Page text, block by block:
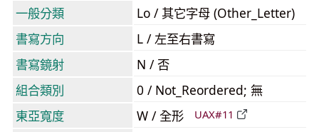
一般分類
Lo / 其它字母 (Other_Letter)
書寫方向
L / 左至右書寫
書寫鏡射
N / 否
組合類別
0 / Not_Reordered; 無
東亞寬度
W / 全形 UAX#11